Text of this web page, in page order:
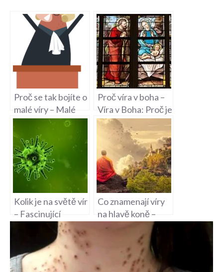
Proč se tak bojíte o
malé víry – Malé
víry a jejich obhájci:
Proč je tak bráníte?
Proč víra v boha –
Víra v Boha: Proč je
tak důležitá?
Kolik je na světě vír
– Fascinující
statistiky: Kolik je
na světě vír?
Co znamenají víry
na hlavě koně –
Symboly víry na